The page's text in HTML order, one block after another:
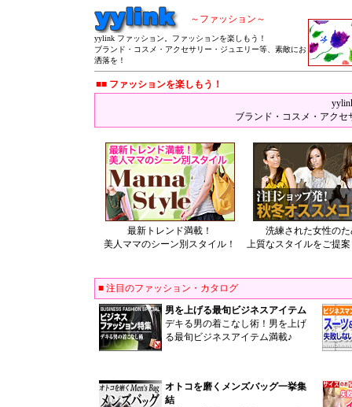
～ファッション～
yylink ファッション。ファッションを楽しもう！
ブランド・コスメ・アクセサリー・ジュエリー等、素敵にお
洒落を！
■■ ファッションを楽しもう！
ブランド・コスメ・アク
最新トレンド満載！
美人ママのシーン別スタイル！
洗練された女性の
上質なスタイルをご提
■ 注目のファッション・カタログ
男を上げる最旬ビジネスアイテム
デキる男の着こなし術！男を上げ
る最旬ビジネスアイテム満載♪
オトコを磨くメンズバッグ一挙集
結